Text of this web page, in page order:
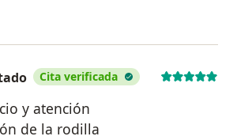
Cita verificada
y atención
de la rodilla